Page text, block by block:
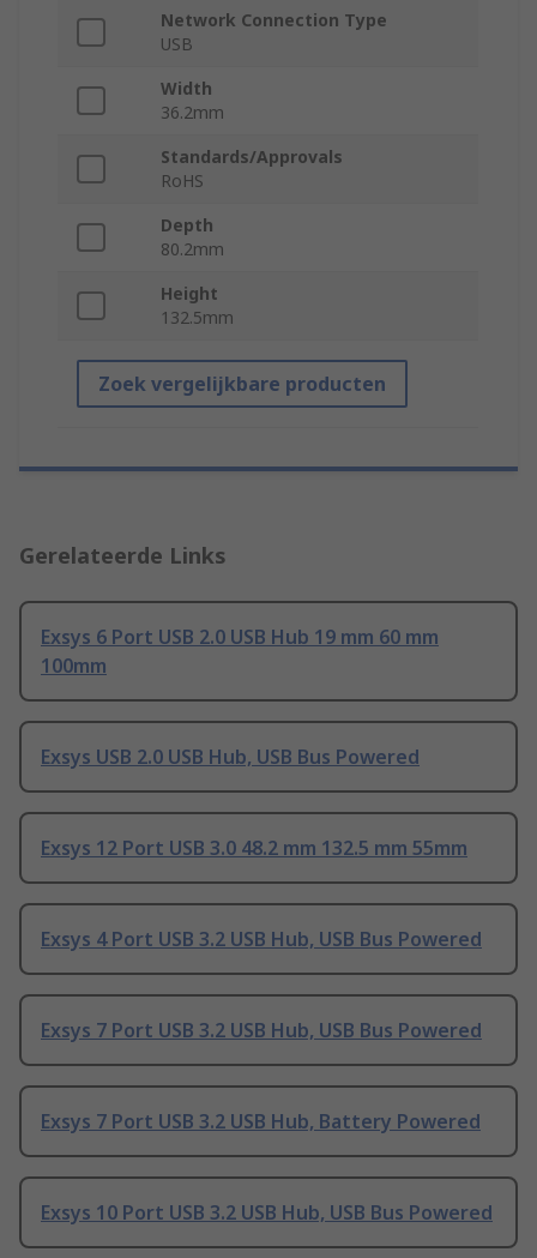
Network Connection Type
USB
Width
36.2mm
Standards/Approvals
RoHS
Depth
80.2mm
Height
132.5mm
Zoek vergelijkbare producten
Gerelateerde Links
Exsys 6 Port USB 2.0 USB Hub 19 mm 60 mm
100mm
Exsys USB 2.0 USB Hub, USB Bus Powered
Exsys 12 Port USB 3.0 48.2 mm 132.5 mm 55mm
Exsys 4 Port USB 3.2 USB Hub, USB Bus Powered
Exsys 7 Port USB 3.2 USB Hub, USB Bus Powered
Exsys 7 Port USB 3.2 USB Hub, Battery Powered
Exsys 10 Port USB 3.2 USB Hub, USB Bus Powered